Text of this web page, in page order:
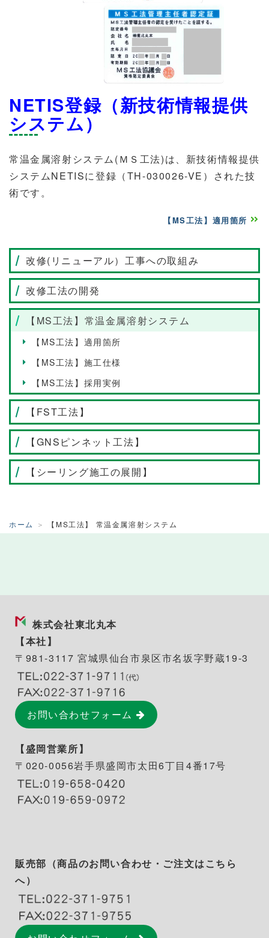
NETIS登録（新技術情報提供
システム）
常温金属溶射システム(ＭＳ工法)は、新技術情報提供
システムNETISに登録（TH-030026-VE ）された技
術です。
【MS工法】適用箇所
改修(リニューアル）工事への取組み
改修工法の開発
【MS工法】常温金属溶射システム
【MS工法】適用箇所
【MS工法】施工仕様
【MS工法】採用実例
【FST工法】
【GNSピンネット工法】
【シーリング施工の展開】
ホーム 【MS工法】 常温金属溶射システム
株式会社東北丸本
【本社】
〒981-3117 宮城県仙台市泉区市名坂字野蔵19-3
お問い合わせフォーム
【盛岡営業所】
〒020-0056岩手県盛岡市太田6丁目4番17号
販売部（商品のお問い合わせ・ご注文はこちら
へ）